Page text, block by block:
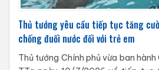
Thủ tướng yêu cầu tiếp tục tăng
chống đuối nước đối với trẻ em
Thủ tướng Chính phủ vừa ban